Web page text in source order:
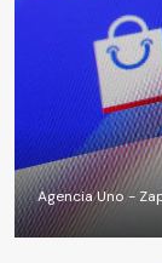
Agencia Uno -